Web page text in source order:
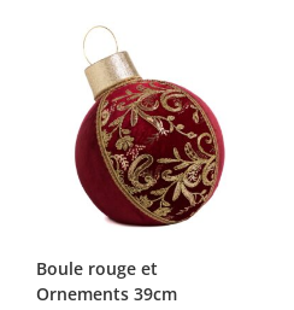
Boule rouge et
Ornements 39cm